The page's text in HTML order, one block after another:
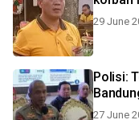
29 June
Polisi:
27 June